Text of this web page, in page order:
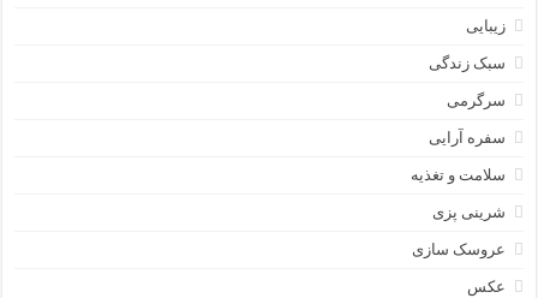
زیبایی
سبک زندگی
سرگرمی
سفره آرایی
سلامت و تغذیه
شرینی پزی
عروسک سازی
عکس